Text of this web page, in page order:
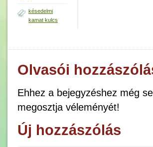
késedelmi
kamat kulcs
Olvasói
Ehhez a bejegyzéshez még
megosztja véleményét!
Új hozzászólás